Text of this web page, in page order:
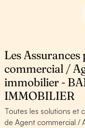
Les
commercial /
immobilier -
IMMOBILIER
Toutes les solutions et
de Agent commercial /